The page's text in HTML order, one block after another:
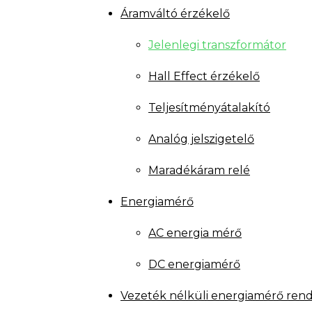
Áramváltó érzékelő
Jelenlegi transzformátor
Hall Effect érzékelő
Teljesítményátalakító
Analóg jelszigetelő
Maradékáram relé
Energiamérő
AC energia mérő
DC energiamérő
Vezeték nélküli energiamérő